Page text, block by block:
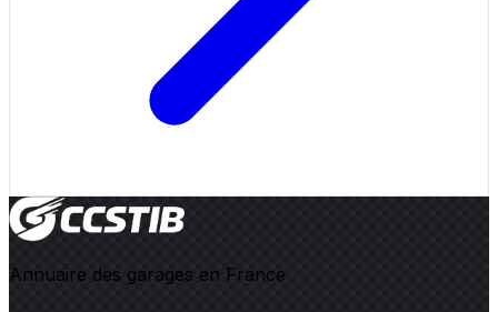
Annuaire des garages en France